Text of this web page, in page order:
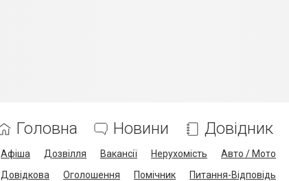
Головна Новини Довідник
Афіша Дозвілля Вакансії Нерухомість Авто / Мото
Довідкова
Оголошення Помічник Питання-Відповідь